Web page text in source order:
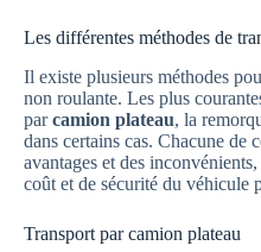
Les différentes méthodes de
Il existe plusieurs méthodes
non roulante. Les plus
parcamion plateau, la
dans certains cas. Chacune de
avantages et des
coût et de sécurité du véhicule
Transport par camion plateau